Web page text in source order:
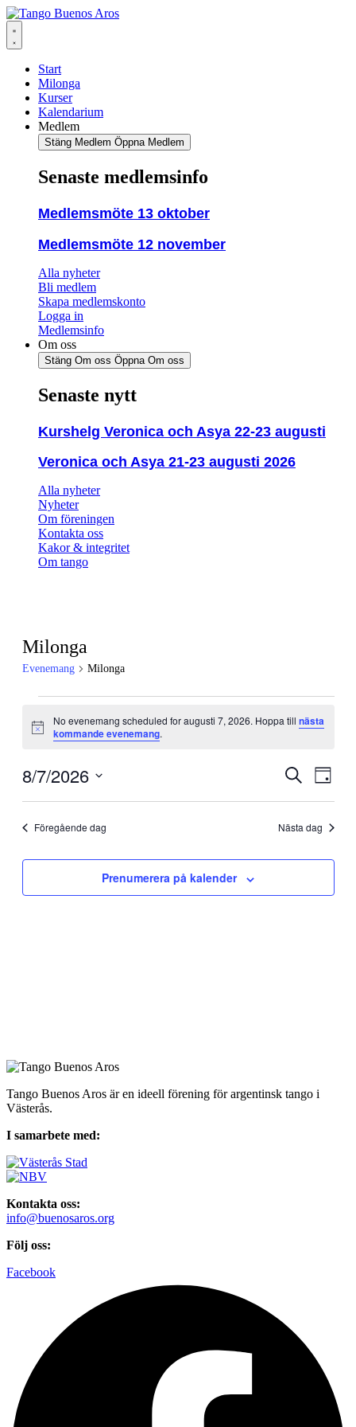
Hoppa
till
innehåll
Start
Milonga
Kurser
Kalendarium
Medlem
Stäng Medlem Öppna Medlem
Senaste medlemsinfo
Medlemsmöte 13 oktober
Medlemsmöte 12 november
Alla nyheter
Bli medlem
Skapa medlemskonto
Logga in
Medlemsinfo
Om oss
Stäng Om oss Öppna Om oss
Senaste nytt
Kurshelg Veronica och Asya 22-23 augusti
Veronica och Asya 21-23 augusti 2026
Alla nyheter
Nyheter
Om föreningen
Kontakta oss
Kakor & integritet
Om tango
Milonga
Evenemang Milonga
för
7,
Notis
No evenemang scheduled for augusti 7, 2026. Hoppa tillnästa
kommande evenemang.
Views
Sök
Dag
8/7/2026
Föregående dag
Nästa dag
Prenumerera på kalender
Tango Buenos Aros är en ideell förening för argentinsk tango i
Västerås.
I samarbete med:
Kontakta oss:
info@buenosaros.org
Följ oss:
Facebook